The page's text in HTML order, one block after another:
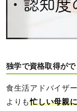
独学で資格取得が
食生活アドバイザ
よりも忙しい母親